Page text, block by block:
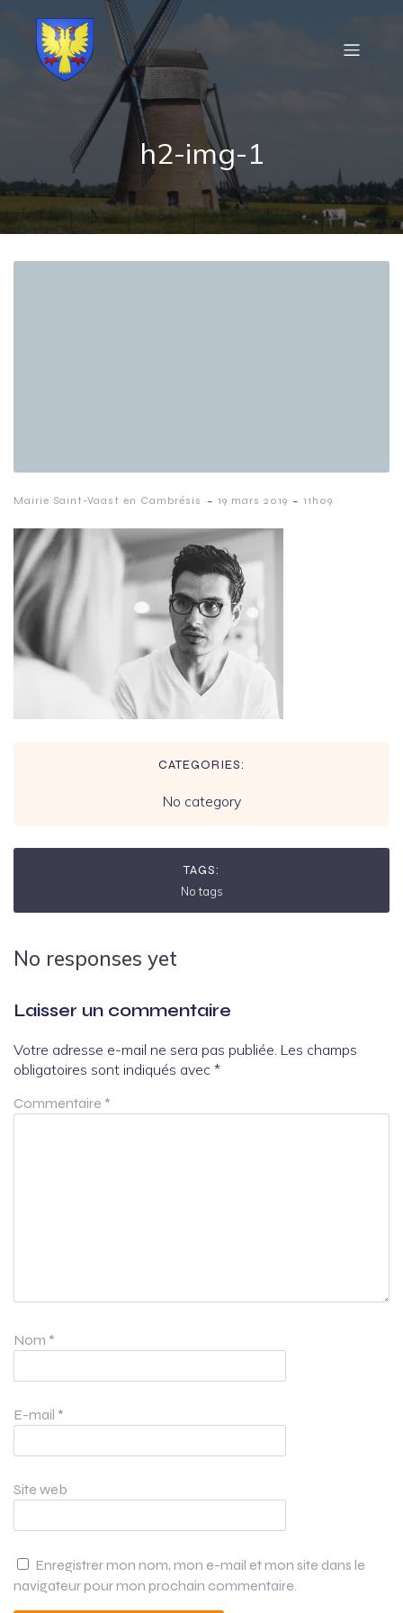
h2-img-1
Mairie Saint-Vaast en Cambrésis - 19 mars 2019 - 11h09
CATEGORIES:
No category
TAGS:
No tags
No responses yet
Laisser un commentaire
Votre adresse e-mail ne sera pas publiée. Les champs
obligatoires sont indiqués avec *
Commentaire *
Nom *
E-mail *
Site web
Enregistrer mon nom, mon e-mail et mon site dans le
navigateur pour mon prochain commentaire.